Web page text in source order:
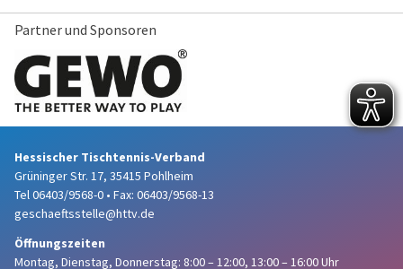
Partner und Sponsoren
Hessischer Tischtennis-Verband
Grüninger Str. 17, 35415 Pohlheim
Tel 06403/9568-0 • Fax: 06403/9568-13
geschaeftsstelle@httv.de
Öffnungszeiten
Montag, Dienstag, Donnerstag: 8:00 – 12:00, 13:00 – 16:00 Uhr